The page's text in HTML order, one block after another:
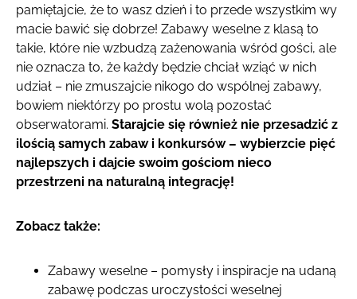
pamiętajcie, że to wasz dzień i to przede wszystkim wy
macie bawić się dobrze! Zabawy weselne z klasą to
takie, które nie wzbudzą zażenowania wśród gości, ale
nie oznacza to, że każdy będzie chciał wziąć w nich
udział – nie zmuszajcie nikogo do wspólnej zabawy,
bowiem niektórzy po prostu wolą pozostać
obserwatorami. Starajcie się również nie przesadzić z
ilością samych zabaw i konkursów – wybierzcie pięć
najlepszych i dajcie swoim gościom nieco
przestrzeni na naturalną integrację!
Zobacz także:
Zabawy weselne – pomysły i inspiracje na udaną
zabawę podczas uroczystości weselnej